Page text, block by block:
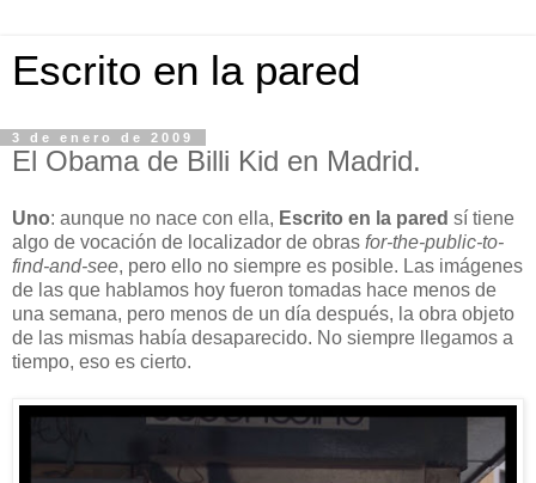
Escrito en la pared
3 de enero de 2009
El Obama de Billi Kid en Madrid.
Uno: aunque no nace con ella, Escrito en la pared sí tiene
algo de vocación de localizador de obras for-the-public-to-
find-and-see, pero ello no siempre es posible. Las imágenes
de las que hablamos hoy fueron tomadas hace menos de
una semana, pero menos de un día después, la obra objeto
de las mismas había desaparecido. No siempre llegamos a
tiempo, eso es cierto.